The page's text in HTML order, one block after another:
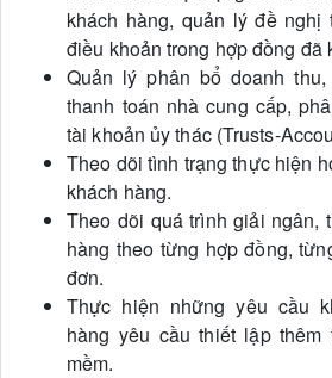
khách hàng, quản lý đề nghị
điều khoản trong hợp đồng đã
Quản lý phân bổ doanh
thanh toán nhà cung cấp,
tài khoản ủy thác (Trusts-
Theo dõi tình trạng thực hiện
khách hàng.
Theo dõi quá trình giải ngân,
hàng theo từng hợp đồng,
đơn.
Thực hiện những yêu cầu
hàng yêu cầu thiết lập thêm
mềm.